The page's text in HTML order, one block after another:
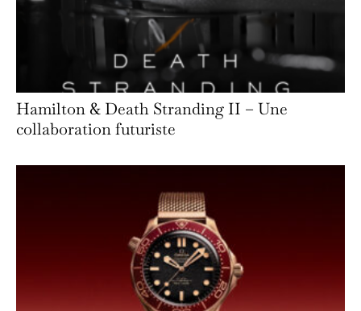
Hamilton & Death Stranding II – Une
collaboration futuriste